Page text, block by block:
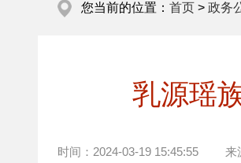
您当前的位置： 首页 > 政务
乳源瑶
时间： 2024-03-19 15:45:55 来